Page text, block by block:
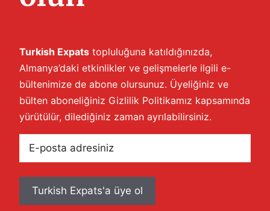
Turkish Expats topluluğuna katıldığınızda,
Almanya’daki etkinlikler ve gelişmelerle ilgili e-
bültenimize de abone olursunuz. Üyeliğiniz ve
bülten aboneliğiniz Gizlilik Politikamız kapsamında
yürütülür, dilediğiniz zaman ayrılabilirsiniz.
posta